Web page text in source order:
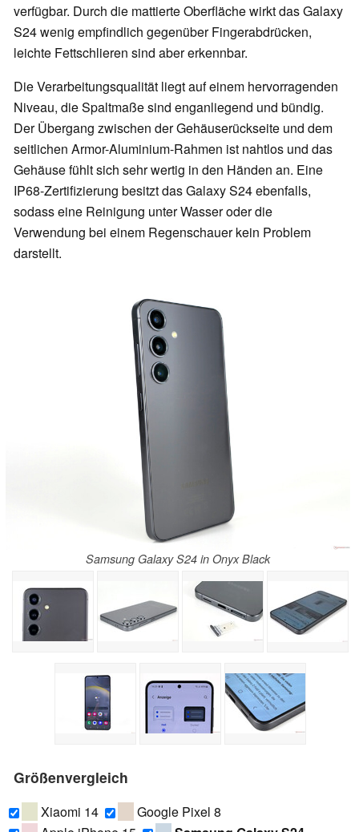
verfügbar. Durch die mattierte Oberfläche wirkt das Galaxy
S24 wenig empfindlich gegenüber Fingerabdrücken,
leichte Fettschlieren sind aber erkennbar.
Die Verarbeitungsqualität liegt auf einem hervorragenden
Niveau, die Spaltmaße sind enganliegend und bündig.
Der Übergang zwischen der Gehäuserückseite und dem
seitlichen Armor-Aluminium-Rahmen ist nahtlos und das
Gehäuse fühlt sich sehr wertig in den Händen an. Eine
IP68-Zertifizierung besitzt das Galaxy S24 ebenfalls,
sodass eine Reinigung unter Wasser oder die
Verwendung bei einem Regenschauer kein Problem
darstellt.
Samsung Galaxy S24 in Onyx Black
Größenvergleich
Xiaomi 14
Google Pixel 8